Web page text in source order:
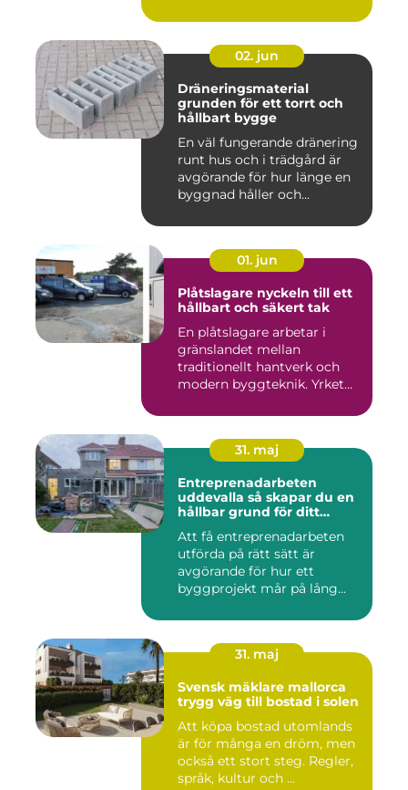
02. jun
Dräneringsmaterial
grunden för ett torrt och
hållbart bygge
En väl fungerande dränering
runt hus och i trädgård är
avgörande för hur länge en
byggnad håller och...
01. jun
Plåtslagare nyckeln till ett
hållbart och säkert tak
En plåtslagare arbetar i
gränslandet mellan
traditionellt hantverk och
modern byggteknik. Yrket
31. maj
Entreprenadarbeten
uddevalla så skapar du en
hållbar grund för ditt
Att få entreprenadarbeten
utförda på rätt sätt är
avgörande för hur ett
byggprojekt mår på lång
31. maj
Svensk mäklare mallorca
trygg väg till bostad i solen
Att köpa bostad utomlands
är för många en dröm, men
också ett stort steg. Regler,
språk, kultur och ...